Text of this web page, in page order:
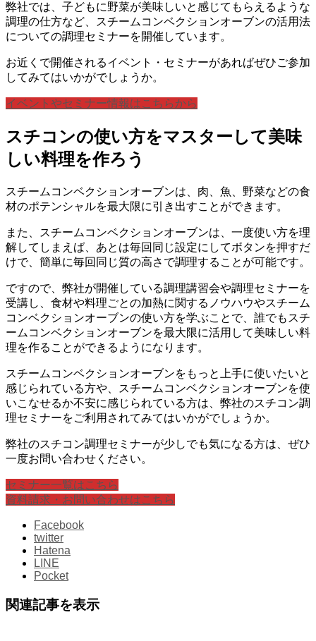
弊社では、子どもに野菜が美味しいと感じてもらえるような
調理の仕方など、スチームコンベクションオーブンの活用法
についての調理セミナーを開催しています。
お近くで開催されるイベント・セミナーがあればぜひご参加
してみてはいかがでしょうか。
イベントやセミナー情報はこちらから
スチコンの使い方をマスターして美味
しい料理を作ろう
スチームコンベクションオーブンは、肉、魚、野菜などの食
材のポテンシャルを最大限に引き出すことができます。
また、スチームコンベクションオーブンは、一度使い方を理
解してしまえば、あとは毎回同じ設定にしてボタンを押すだ
けで、簡単に毎回同じ質の高さで調理することが可能です。
ですので、弊社が開催している調理講習会や調理セミナーを
受講し、食材や料理ごとの加熱に関するノウハウやスチーム
コンベクションオーブンの使い方を学ぶことで、誰でもスチ
ームコンベクションオーブンを最大限に活用して美味しい料
理を作ることができるようになります。
スチームコンベクションオーブンをもっと上手に使いたいと
感じられている方や、スチームコンベクションオーブンを使
いこなせるか不安に感じられている方は、弊社のスチコン調
理セミナーをご利用されてみてはいかがでしょうか。
弊社のスチコン調理セミナーが少しでも気になる方は、ぜひ
一度お問い合わせください。
セミナー一覧はこちら
資料請求・お問い合わせはこちら
Facebook
twitter
Hatena
LINE
Pocket
関連記事を表示